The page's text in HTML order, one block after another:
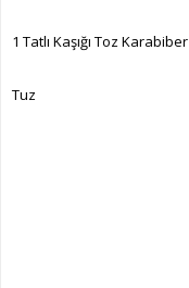
1 Tatlı Kaşığı Toz Karabiber
Tuz